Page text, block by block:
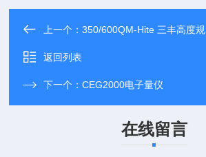
上一个：350/600QM-Hite 三丰高度规
返回列表
下一个：CEG2000电子量仪
在线留言